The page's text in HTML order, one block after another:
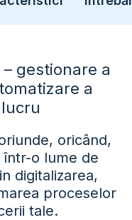
gestionare a
a
oricând,
o lume de
digitalizarea,
proceselor
tale.